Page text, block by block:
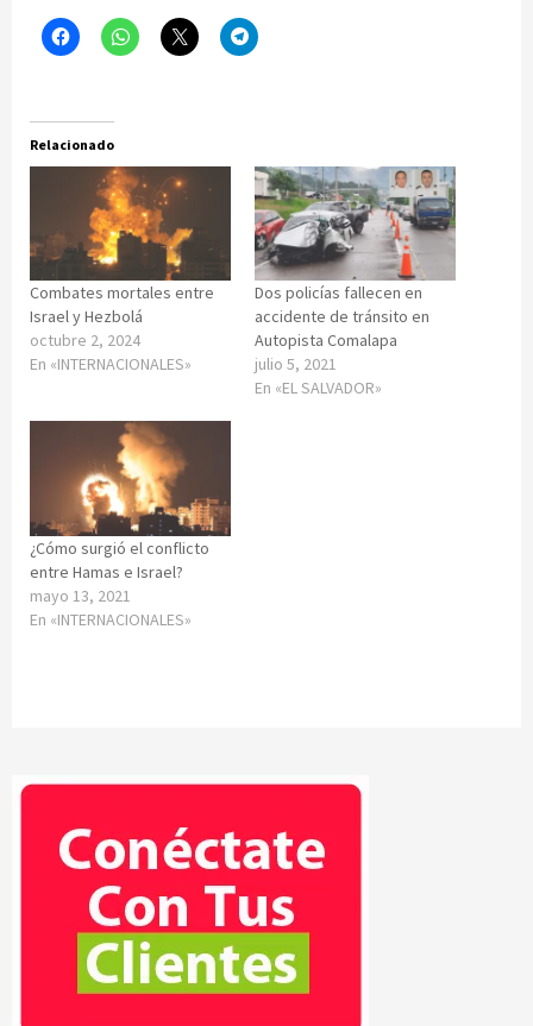
Relacionado
Combates mortales entre
Israel y Hezbolá
octubre 2, 2024
En «INTERNACIONALES»
Dos policías fallecen en
accidente de tránsito en
Autopista Comalapa
julio 5, 2021
En «EL SALVADOR»
¿Cómo surgió el conflicto
entre Hamas e Israel?
mayo 13, 2021
En «INTERNACIONALES»